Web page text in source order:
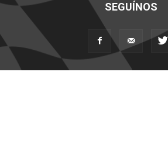
SEGUÍNOS